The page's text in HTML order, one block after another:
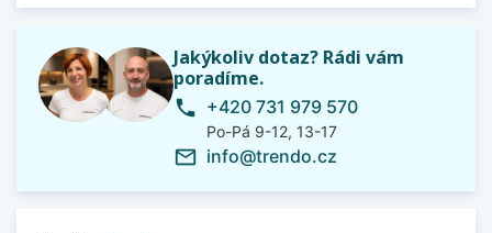
Jakýkoliv dotaz? Rádi vám
poradíme.
phone +420 731 979 570
Po-Pá 9-12, 13-17
mail_outline info@trendo.cz